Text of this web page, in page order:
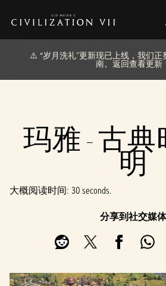
⚠️ “岁月洗礼”更新现已上线，我们
南。返回查看更新
玛雅 - 古
明
大概阅读时间 30 seconds
分享到社交媒体